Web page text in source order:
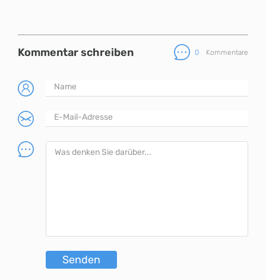
Kommentar schreiben 0 Kommentare
Senden